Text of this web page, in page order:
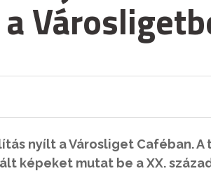
nyílt a Városliget Caféban. A
képeket mutat be a XX.